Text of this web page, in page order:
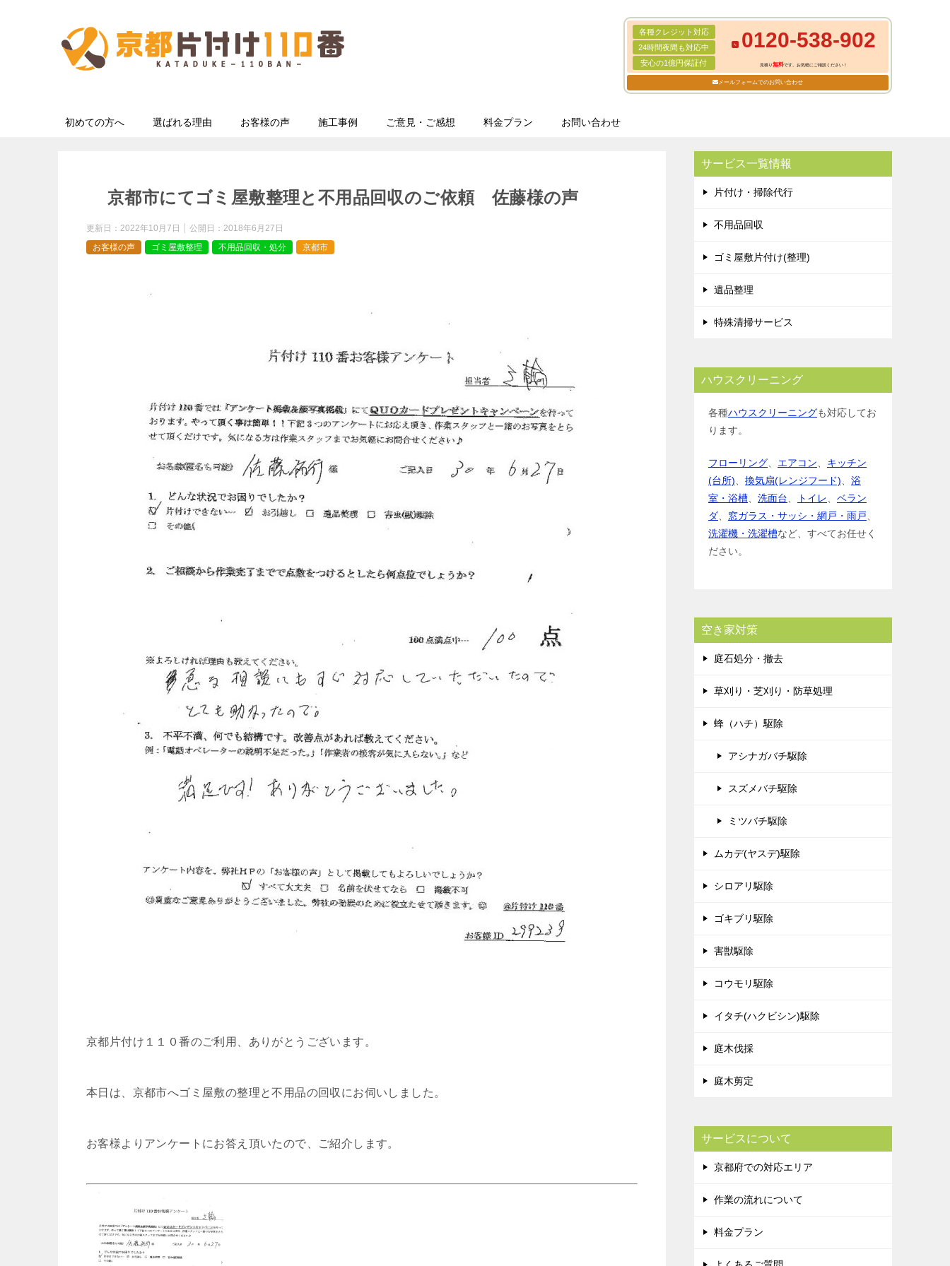
各種クレジット対応
24時間夜間も対応中
安心の1億円保証付
0120-538-902
見積り無料です。お気軽にご相談ください！
メールフォームでのお問い合わせ
初めての方へ 選ばれる理由 お客様の声 施工事例 ご意見・ご感想 料金プラン お問い合わせ
京都市にてゴミ屋敷整理と不用品回収のご依頼 佐藤様の声
更新日： 2022年10月7日 公開日： 2018年6月27日
お客様の声
ゴミ屋敷整理 不用品回収・処分 京都市
京都片付け１１０番のご利用、ありがとうございます。
本日は、京都市へゴミ屋敷の整理と不用品の回収にお伺いしました。
お客様よりアンケートにお答え頂いたので、ご紹介します。
サービス一覧情報
片付け・掃除代行
不用品回収
ゴミ屋敷片付け(整理)
遺品整理
特殊清掃サービス
ハウスクリーニング
各種ハウスクリーニングも対応してお
ります。
フローリング エアコン
キッチン
(台所)
換気扇(レンジフード)
浴
室・浴槽
洗面台 トイレ
ベラン
ダ
窓ガラス・サッシ・網戸・雨戸
洗濯機・洗濯槽など、すべてお任せく
ださい。
空き家対策
庭石処分・撤去
草刈り・芝刈り・防草処理
蜂（ハチ）駆除
アシナガバチ駆除
スズメバチ駆除
ミツバチ駆除
ムカデ(ヤスデ)駆除
シロアリ駆除
ゴキブリ駆除
害獣駆除
コウモリ駆除
イタチ(ハクビシン)駆除
庭木伐採
庭木剪定
サービスについて
京都府での対応エリア
作業の流れについて
料金プラン